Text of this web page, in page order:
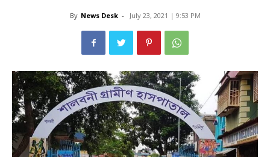
By News Desk - July 23, 2021 | 9:53 PM